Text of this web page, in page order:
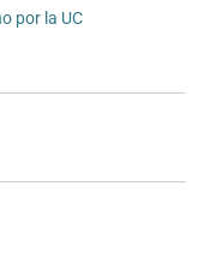
por la UC